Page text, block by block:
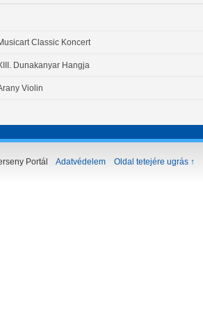
Classic Koncert
Dunakanyar Hangja
Violin
Portál Adatvédelem Oldal tetejére ugrás ↑